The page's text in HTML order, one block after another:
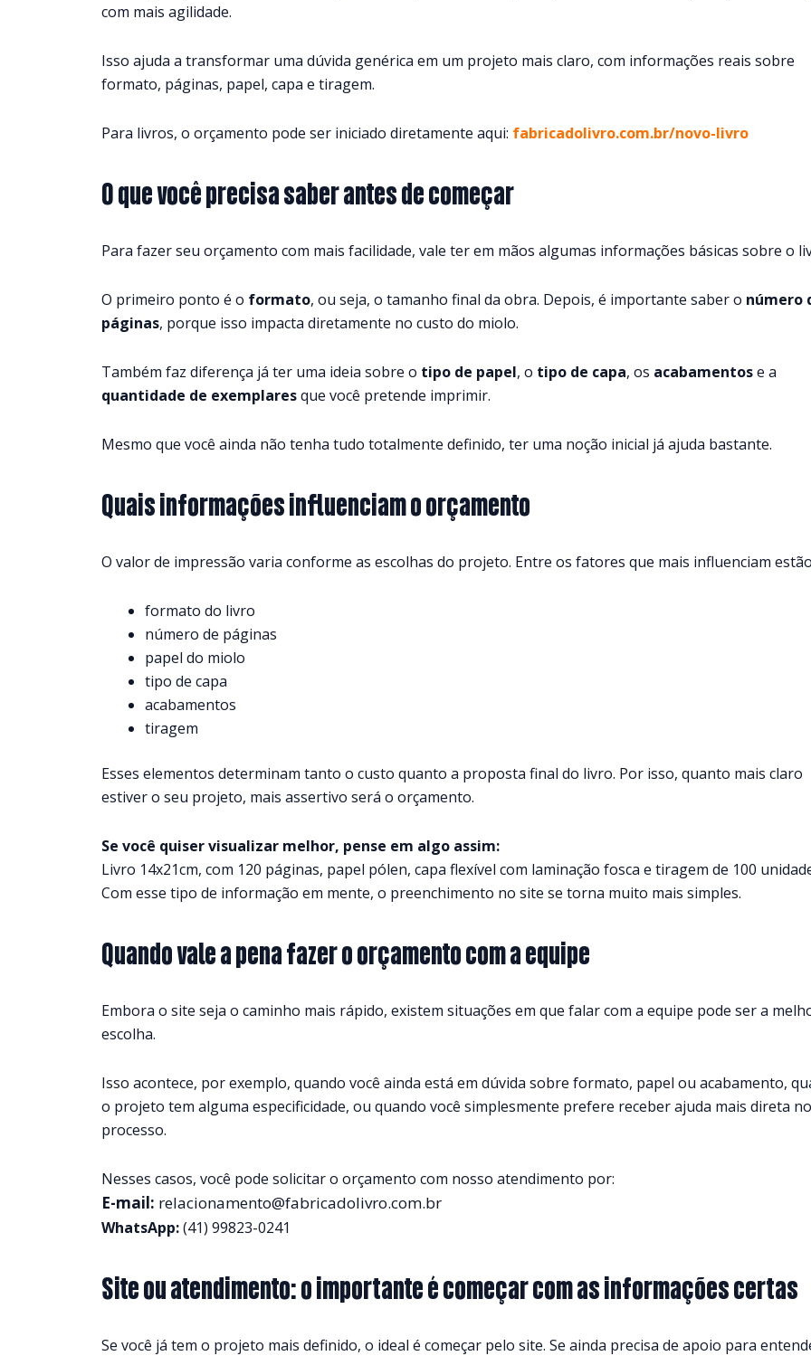
com mais agilidade.
Isso ajuda a transformar uma dúvida genérica em um projeto mais claro, com informações reais sobre
formato, páginas, papel, capa e tiragem.
Para livros, o orçamento pode ser iniciado diretamente aqui: fabricadolivro.com.br/novo-livro
O que você precisa saber antes de começar
Para fazer seu orçamento com mais facilidade, vale ter em mãos algumas informações básicas sobre o
O primeiro ponto é o formato, ou seja, o tamanho final da obra. Depois, é importante saber o número
páginas, porque isso impacta diretamente no custo do miolo.
Também faz diferença já ter uma ideia sobre o tipo de papel, o tipo de capa, os acabamentose a
quantidade de exemplaresque você pretende imprimir.
Mesmo que você ainda não tenha tudo totalmente definido, ter uma noção inicial já ajuda bastante.
Quais informações influenciam o orçamento
O valor de impressão varia conforme as escolhas do projeto. Entre os fatores que mais influenciam
formato do livro
número de páginas
papel do miolo
tipo de capa
acabamentos
tiragem
Esses elementos determinam tanto o custo quanto a proposta final do livro. Por isso, quanto mais claro
estiver o seu projeto, mais assertivo será o orçamento.
Se você quiser visualizar melhor, pense em algo assim:
Livro 14x21cm, com 120 páginas, papel pólen, capa flexível com laminação fosca e tiragem de 100
Com esse tipo de informação em mente, o preenchimento no site se torna muito mais simples.
Quando vale a pena fazer o orçamento com a equipe
Embora o site seja o caminho mais rápido, existem situações em que falar com a equipe pode ser a
escolha.
Isso acontece, por exemplo, quando você ainda está em dúvida sobre formato, papel ou acabamento,
o projeto tem alguma especificidade, ou quando você simplesmente prefere receber ajuda mais direta no
processo.
Nesses casos, você pode solicitar o orçamento com nosso atendimento por:
E-mail: relacionamento@fabricadolivro.com.br
WhatsApp:(41) 99823-0241
Site ou atendimento: o importante é começar com as informações certas
Se você já tem o projeto mais definido, o ideal é começar pelo site. Se ainda precisa de apoio para